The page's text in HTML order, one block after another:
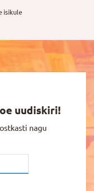
isikule
uudiskiri!
nagu